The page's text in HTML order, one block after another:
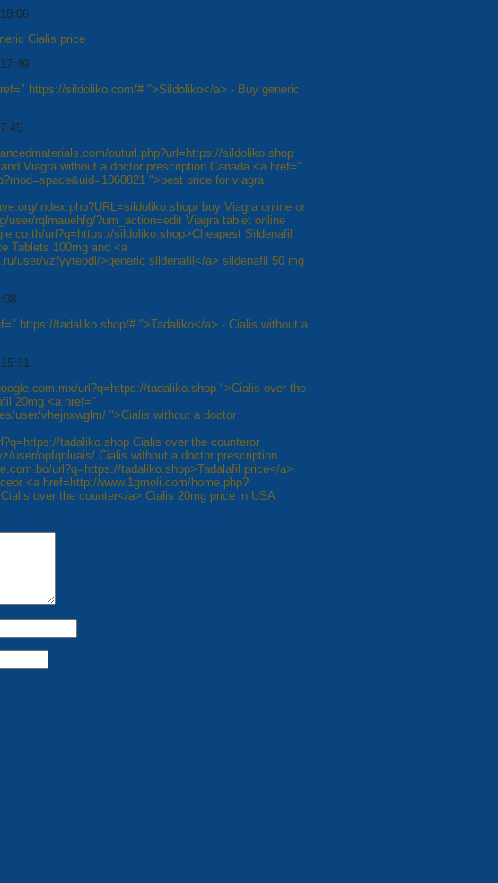
Cialis price
https://sildoliko.com/# ">Sildoliko</a> - Buy generic
outurl.php?url=https://sildoliko.shop
Viagra without a doctor prescription Canada <a href="
">best price for viagra
index.php?URL=sildoliko.shop/ buy Viagra online or
user/rqlmauehfg/?um_action=edit Viagra tablet online
url?q=https://sildoliko.shop>Cheapest Sildenafil
Tablets 100mg and <a
user/vzfyytebdl/>generic sildenafil</a> sildenafil 50 mg
https://tadaliko.shop/# ">Tadaliko</a> - Cialis without a
url?q=https://tadaliko.shop ">Cialis over the
20mg <a href="
user/vhejnxwglm/ ">Cialis without a doctor
tadaliko.shop Cialis over the counteror
user/opfqnluais/ Cialis without a doctor prescription
url?q=https://tadaliko.shop>Tadalafil price</a>
<a href=http://www.1gmoli.com/home.php?
over the counter</a> Cialis 20mg price in USA